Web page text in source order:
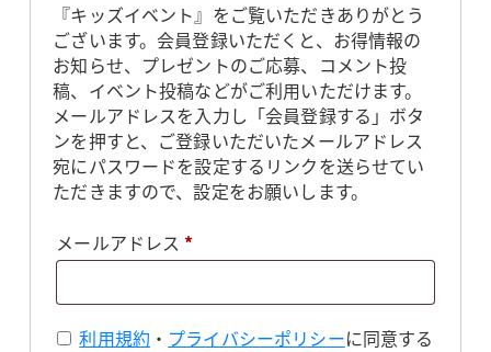
『キッズイベント』をご覧いただきありがとう
ございます。会員登録いただくと、お得情報の
お知らせ、プレゼントのご応募、コメント投
稿、イベント投稿などがご利用いただけます。
メールアドレスを入力し「会員登録する」ボタ
ンを押すと、ご登録いただいたメールアドレス
宛にパスワードを設定するリンクを送らせてい
ただきますので、設定をお願いします。
メールアドレス *必
利用規約 ・ プライバシーポリシーに同意する